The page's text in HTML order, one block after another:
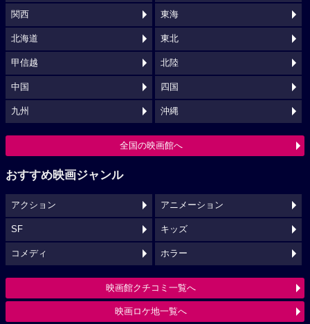
関西 東海
北海道 東北
甲信越 北陸
中国 四国
九州 沖縄
全国の映画館へ
おすすめ映画ジャンル
アクション アニメーション
SF キッズ
コメディ ホラー
映画館クチコミ一覧へ
映画ロケ地一覧へ